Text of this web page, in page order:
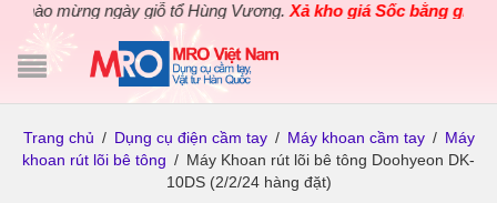
mừng ngày giỗ tổ Hùng Vương.Xả kho giá Sốc bằng giá Gốc
Trang chủ / Dụng cụ điện cầm tay / Máy khoan cầm tay / Máy
khoan rút lõi bê tông / Máy Khoan rút lõi bê tông Doohyeon DK-
10DS (2/2/24 hàng đặt)